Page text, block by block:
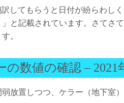
訳してもらうと日付が紛らわし
と記載されています。さてさ
。
の数値の確認 – 2021
放置しつつ、ケラー（地下室